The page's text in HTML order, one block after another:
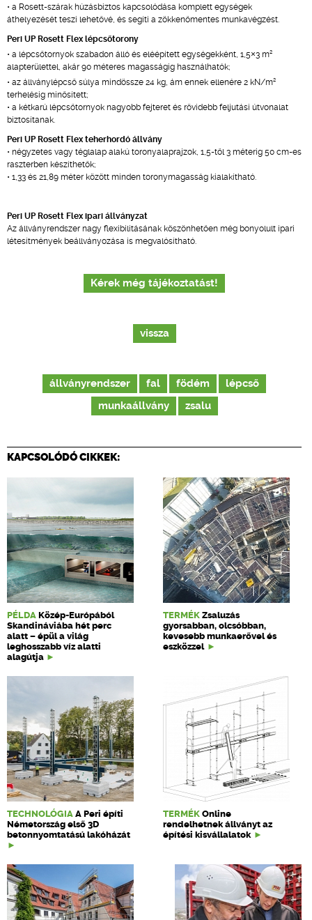
• a Rosett-szárak húzásbiztos kapcsolódása komplett egységek
áthelyezését teszi lehetővé, és segíti a zökkenőmentes munkavégzést.
Peri UP Rosett Flex lépcsőtorony
• a lépcsőtornyok szabadon álló és eléépített egységekként, 1,5×3 m2
alapterülettel, akár 90 méteres magasságig használhatók;
• az állványlépcső súlya mindössze 24 kg, ám ennek ellenére 2 kN/m2
terhelésig minősített;
• a kétkarú lépcsőtornyok nagyobb fejteret és rövidebb feljutási útvonalat
biztosítanak.
Peri UP Rosett Flex teherhordó állvány
• négyzetes vagy téglalap alakú toronyalaprajzok, 1,5-től 3 méterig 50 cm-es
raszterben készíthetők;
• 1,33 és 21,89 méter között minden toronymagasság kialakítható.
Peri UP Rosett Flex ipari állványzat
Az állványrendszer nagy flexibilitásának köszönhetően még bonyolult ipari
létesítmények beállványozása is megvalósítható.
Kérek még tájékoztatást!
vissza
állványrendszer fal födém
lépcső
munkaállvány
zsalu
KAPCSOLÓDÓ CIKKEK:
PÉLDA Közép-Európából
Skandináviába hét perc
alatt – épül a világ
leghosszabb víz alatti
alagútja
TERMÉK Zsaluzás
gyorsabban, olcsóbban,
kevesebb munkaerővel és
eszközzel
TECHNOLÓGIA A Peri építi
Németország első 3D
betonnyomtatású lakóházát
TERMÉK Online
rendelhetnek állványt az
építési kisvállalatok